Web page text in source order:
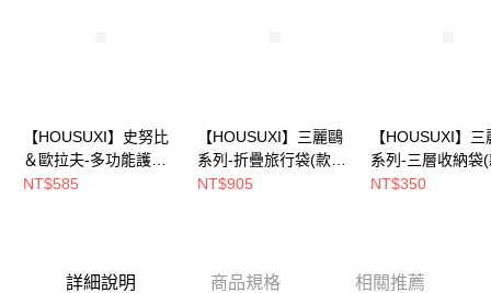
請求用戶進行身份認證。
５．嚴禁一人註冊多個帳號或使用他人資訊註冊。若發現惡意使用之情形，
恩沛科技股份有限公司將有權停止該用戶之使用額度並採取法律行動。
【HOUSUXI】史努比
＆歐拉夫-多功能護照
包(款式任選)【5周年
NT$585
【HOUSUXI】三麗鷗
系列-折疊旅行袋(款式
任選)【5周年慶↘三件
NT$905
【HOUSUXI】三
系列-三層收納袋
任選)【5周年慶
NT$350
詳細說明 商品規格 相關推薦